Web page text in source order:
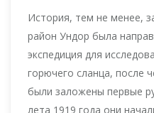
История, тем не менее,
район Ундор была
экспедиция для
горючего сланца, после
были заложены первые
лета 1919 года они